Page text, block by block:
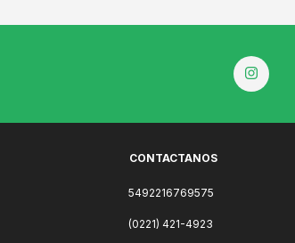
CONTACTANOS
5492216769575
(0221) 421-4923